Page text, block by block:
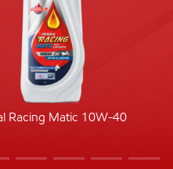
Racing Matic 10W-40